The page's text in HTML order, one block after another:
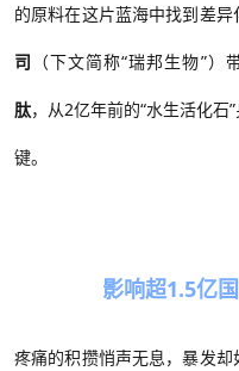
的原料在这片蓝海中找到差异
司 （下文简称“瑞邦生物”）
肽，从2亿年前的“水生活化石
键。
影响超1.5亿
疼痛的积攒悄声无息，暴发却